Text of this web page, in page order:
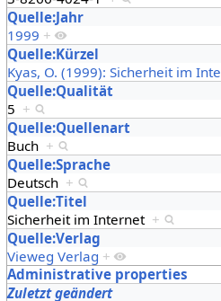
Quelle:Jahr
1999 +
Quelle:Kürzel
Kyas, O. (1999): Sicherheit im
Quelle:Qualität
5 +
Quelle:Quellenart
Buch +
Quelle:Sprache
Deutsch +
Quelle:Titel
Sicherheit im Internet +
Quelle:Verlag
Vieweg Verlag +
Administrative properties
Zuletzt geändert